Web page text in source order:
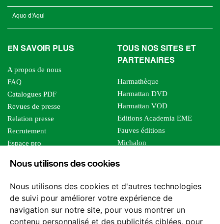
Nous utilisons des cookies
Nous utilisons des cookies et d'autres technologies
de suivi pour améliorer votre expérience de
navigation sur notre site, pour vous montrer un
contenu personnalisé et des publicités ciblées, pour
Aquo d'Aqui
EN SAVOIR PLUS
A propos de nous
FAQ
Catalogues PDF
Revues de presse
Relation presse
Recrutement
Espace pro
Foreign rights
TOUS NOS SITES ET
PARTENAIRES
Harmathèque
Harmattan DVD
Harmattan VOD
Editions Academia EME
Fauves éditions
Michalon
Editions Sutton
Les impliqués
Tous les éditeurs